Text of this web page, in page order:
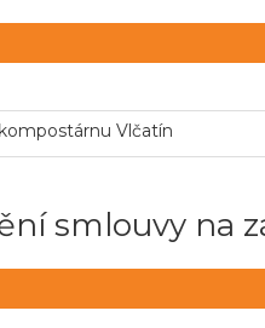
Vlčatín
smlouvy na